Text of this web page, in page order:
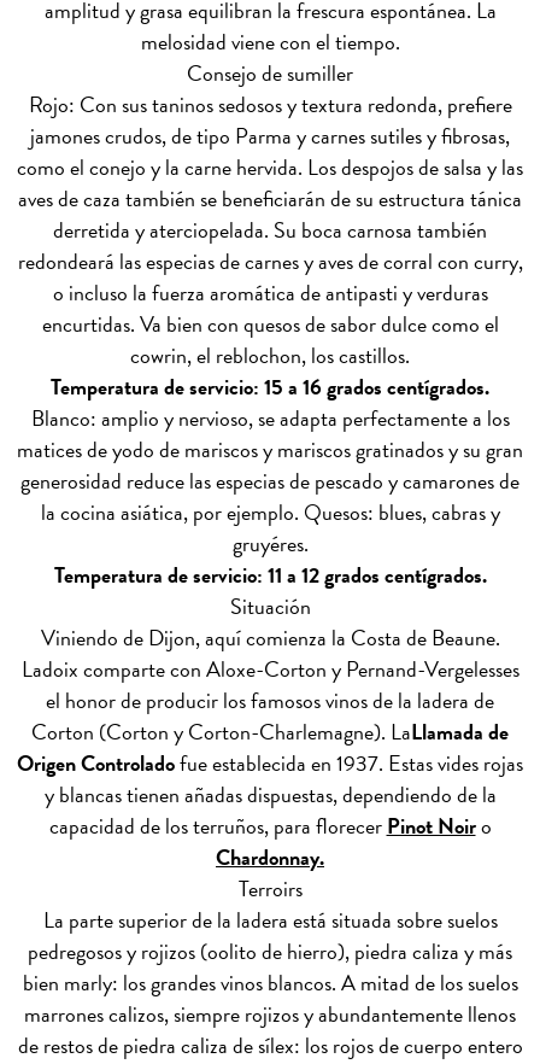
amplitud y grasa equilibran la frescura espontánea. La
melosidad viene con el tiempo.
Consejo de sumiller
Rojo: Con sus taninos sedosos y textura redonda, prefiere
jamones crudos, de tipo Parma y carnes sutiles y fibrosas,
como el conejo y la carne hervida. Los despojos de salsa y las
aves de caza también se beneficiarán de su estructura tánica
derretida y aterciopelada. Su boca carnosa también
redondeará las especias de carnes y aves de corral con curry,
o incluso la fuerza aromática de antipasti y verduras
encurtidas. Va bien con quesos de sabor dulce como el
cowrin, el reblochon, los castillos.
Temperatura de servicio: 15 a 16 grados centígrados.
Blanco: amplio y nervioso, se adapta perfectamente a los
matices de yodo de mariscos y mariscos gratinados y su gran
generosidad reduce las especias de pescado y camarones de
la cocina asiática, por ejemplo. Quesos: blues, cabras y
gruyéres.
Temperatura de servicio: 11 a 12 grados centígrados.
Situación
Viniendo de Dijon, aquí comienza la Costa de Beaune.
Ladoix comparte con Aloxe-Corton y Pernand-Vergelesses
el honor de producir los famosos vinos de la ladera de
Corton (Corton y Corton-Charlemagne). LaLlamada de
Origen Controladofue establecida en 1937. Estas vides rojas
y blancas tienen añadas dispuestas, dependiendo de la
capacidad de los terruños, para florecerPinot Noiro
Chardonnay.
Terroirs
La parte superior de la ladera está situada sobre suelos
pedregosos y rojizos (oolito de hierro), piedra caliza y más
bien marly: los grandes vinos blancos. A mitad de los suelos
marrones calizos, siempre rojizos y abundantemente llenos
de restos de piedra caliza de sílex: los rojos de cuerpo entero